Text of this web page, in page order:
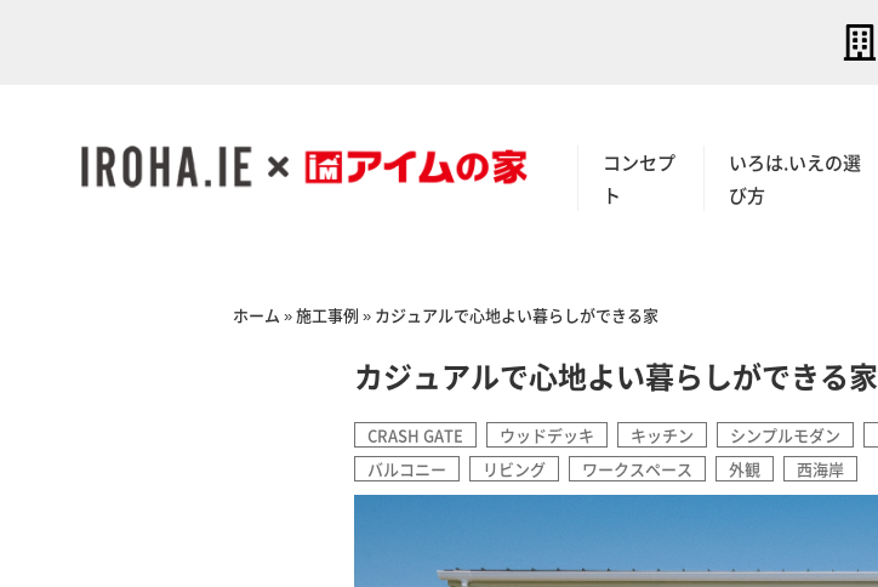
コンセプ
ト
いろは.いえの選
び方
ホーム »施工事例 » カジュアルで心地よい暮らしができる家
カジュアルで心地よい暮らしができる家
CRASH GATE ウッドデッキ キッチン シンプルモダン
バルコニー
リビング ワークスペース 外観 西海岸